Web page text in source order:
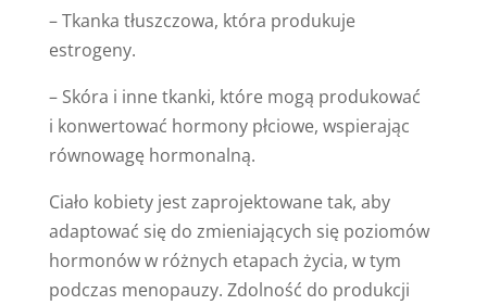
– Tkanka tłuszczowa, która produkuje
estrogeny.
– Skóra i inne tkanki, które mogą produkować
i konwertować hormony płciowe, wspierając
równowagę hormonalną.
Ciało kobiety jest zaprojektowane tak, aby
adaptować się do zmieniających się poziomów
hormonów w różnych etapach życia, w tym
podczas menopauzy. Zdolność do produkcji